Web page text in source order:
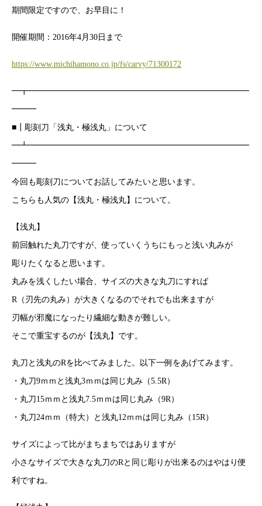
期間限定ですので、お早目に！
開催期間：2016年4月30日まで
https://www.michihamono.co.jp/fs/carvy/71300172
━┳━━━━━━━━━━━━━━━━━━━━━━━━━━━
━━━
■┃彫刻刀「浅丸・極浅丸」について
━┻━━━━━━━━━━━━━━━━━━━━━━━━━━━
━━━
今回も彫刻刀についてお話してみたいと思います。
こちらも人気の【浅丸・極浅丸】について。
【浅丸】
前回触れた丸刀ですが、使っていくうちにもっと浅い丸みが
彫りたくなると思います。
丸みを浅くしたい場合、サイズの大きな丸刀にすれば
R（刃先の丸み）が大きくなるのでそれでも出来ますが
刃幅が邪魔になったり繊細な動きが難しい。
そこで重宝するのが【浅丸】です。
丸刀と浅丸のRを比べてみました。以下一例をあげてみます。
・丸刀9ｍｍと浅丸3ｍｍは同じ丸み（5.5R）
・丸刀15ｍｍと浅丸7.5ｍｍは同じ丸み（9R）
・丸刀24ｍｍ（特大）と浅丸12ｍｍは同じ丸み（15R）
サイズによって比がまちまちではありますが
小さなサイズで大きな丸刀のRと同じ彫りが出来るのはやはり便
利ですね。